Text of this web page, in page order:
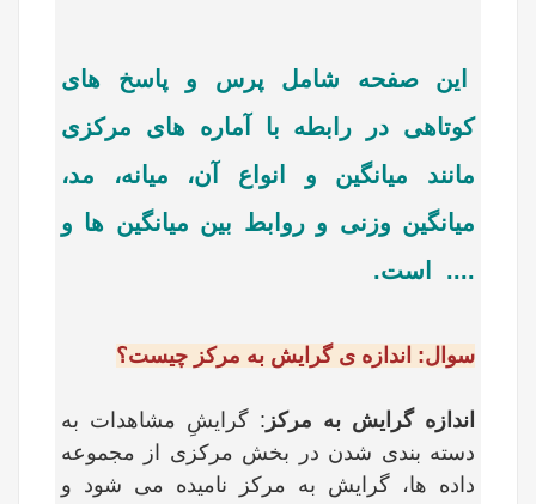
این صفحه شامل پرس و پاسخ های
کوتاهی در رابطه با آماره های مرکزی
مانند میانگین و انواع آن، میانه، مد،
میانگین وزنی و روابط بین میانگین ها و
.... است.
سوال: اندازه ی گرایش به مرکز چیست؟
اندازه گرایش به مرکز : گرایشِ مشاهدات به
دسته بندی شدن در بخش مرکزی از مجموعه
داده ها، گرایش به مرکز نامیده می شود و